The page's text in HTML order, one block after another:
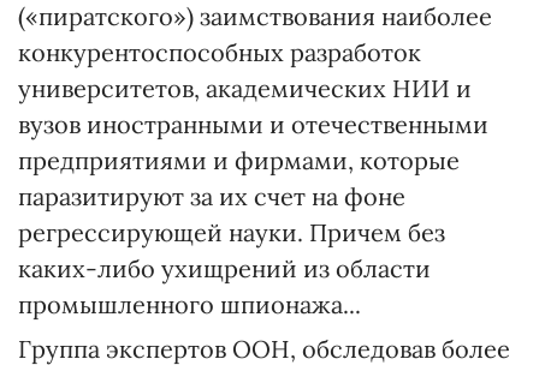
(«пиратского») заимствования наиболее
конкурентоспособных разработок
университетов, академических НИИ и
вузов иностранными и отечественными
предприятиями и фирмами, которые
паразитируют за их счет на фоне
регрессирующей науки. Причем без
каких-либо ухищрений из области
промышленного шпионажа...
Группа экспертов ООН, обследовав более